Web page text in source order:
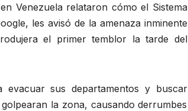
Venezuela relataron cómo el Sistema
les avisó de la amenaza inminente
el primer temblor la tarde del
evacuar sus departamentos y buscar
la zona, causando derrumbes